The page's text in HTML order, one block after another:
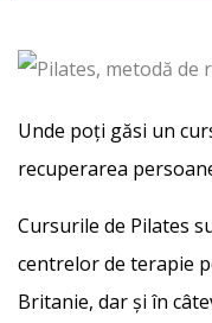
Unde poți găsi un
recuperarea
Cursurile de Pilates
centrelor de terapie
Britanie, dar și în